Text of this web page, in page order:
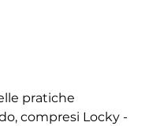
pratiche
compresi Locky -